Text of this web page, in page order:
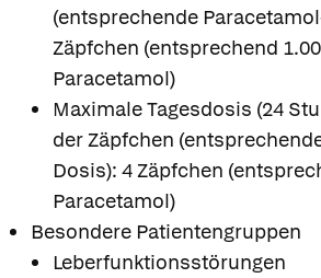
(entsprechende
Zäpfchen (entsprechend
Paracetamol)
Maximale Tagesdosis (24
der Zäpfchen
Dosis): 4 Zäpfchen
Paracetamol)
Besondere Patientengruppen
Leberfunktionsstörungen